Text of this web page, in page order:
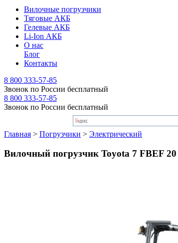
Вилочные погрузчики
Тяговые АКБ
Гелевые АКБ
Li-Ion АКБ
О нас
Блог
Контакты
8 800 333-57-85
Звонок по России бесплатный
8 800 333-57-85
Звонок по России бесплатный
Главная > Погрузчики > Электрический
Вилочный погрузчик Toyota 7 FBEF 20